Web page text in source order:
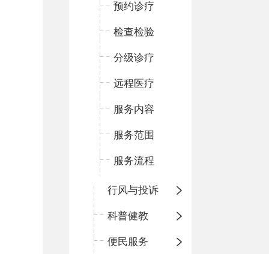
预约诊疗
检查检验
分级诊疗
远程医疗
服务内容
服务范围
服务流程
行风与投诉
科普健教
便民服务